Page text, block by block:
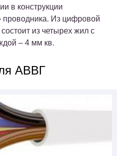
в конструкции
проводника. Из цифровой
из четырех жил с
– 4 мм кв.
АВВГ